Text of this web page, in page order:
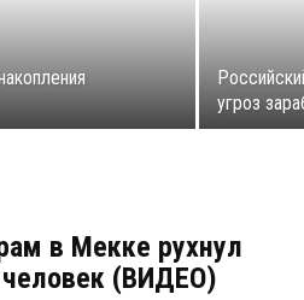
угроз
в Мекке рухнул
человек (ВИДЕО)